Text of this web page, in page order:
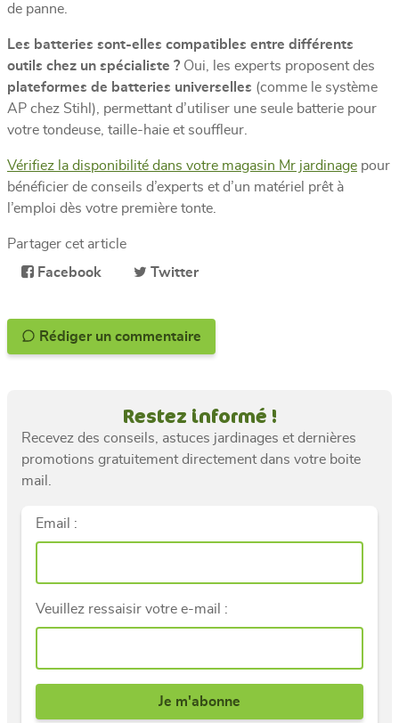
de panne.
Les batteries sont-elles compatibles entre différents
outils chez un spécialiste ? Oui, les experts proposent des
plateformes de batteries universelles (comme le système
AP chez Stihl), permettant d’utiliser une seule batterie pour
votre tondeuse, taille-haie et souffleur.
Vérifiez la disponibilité dans votre magasin Mr jardinage pour
bénéficier de conseils d’experts et d’un matériel prêt à
l’emploi dès votre première tonte.
Partager cet article
Facebook
Twitter
Rédiger un commentaire
Restez informé !
Recevez des conseils, astuces jardinages et dernières
promotions gratuitement directement dans votre boite
mail.
Email :
Veuillez ressaisir votre e-mail :